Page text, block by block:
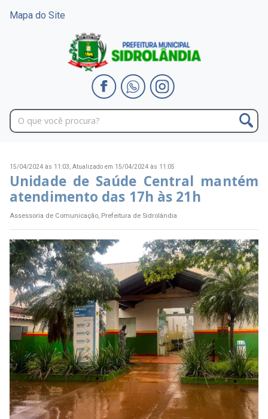
Mapa do Site
15/04/2024 às 11:03, Atualizado em 15/04/2024 às 11:05
Unidade de Saúde Central mantém
atendimento das 17h às 21h
Assessoria de Comunicação, Prefeitura de Sidrolândia